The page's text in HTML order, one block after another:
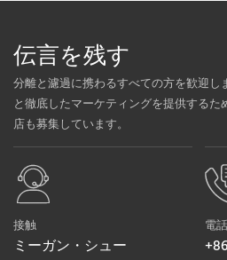
伝言を残す
分離と濾過に携わるすべての方を歓迎し
と徹底したマーケティングを提供する
店も募集しています。
接触
ミーガン・シュー
電話